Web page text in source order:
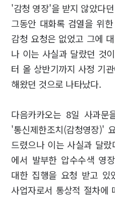
'감청 영장'을 받지 않았다
그동안 대화록 검열을 위
감청 요청은 없었고 그에
나 이는 사실과 달랐던 것
터 올 상반기까지 사정 기
해왔던 것으로 나타났다.
다음카카오는 8일 사과문
'통신제한조치(감청영장)'
드렸으나 이는 사실과 달
에서 발부한 압수수색 영
대한 집행을 요청 받고 있
사업자로서 통상적 절차에